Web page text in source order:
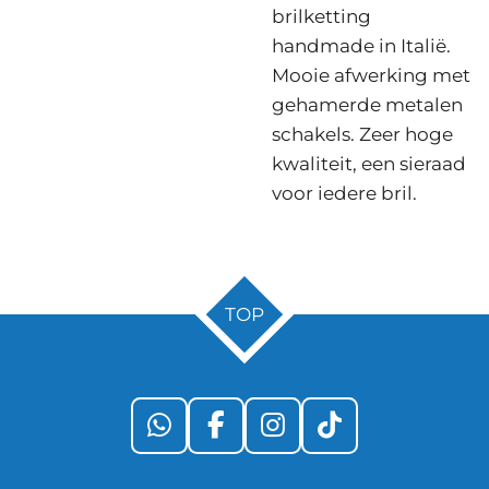
brilketting
handmade in Italië.
Mooie afwerking met
gehamerde metalen
schakels. Zeer hoge
kwaliteit, een sieraad
voor iedere bril.
TOP
W
h
F
a
I
n
T
i